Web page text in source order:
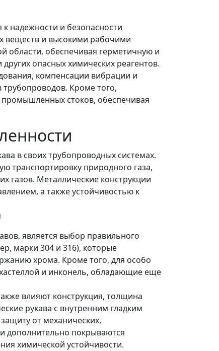
надежности и безопасности
веществ и высокими рабочими
области, обеспечивая герметичную и
опасных химических реагентов.
компенсации вибрации и
трубопроводов. Кроме того,
стоков, обеспечивая
в своих трубопроводных системах.
транспортировку природного газа,
газов. Металлические конструкции
а также устойчивостью к
является выбор правильного
марки 304 и 316), которые
хрома. Кроме того, для особо
и инконель, обладающие еще
влияют конструкция, толщина
рукава с внутренним гладким
от механических,
дополнительно покрываются
химической устойчивости.